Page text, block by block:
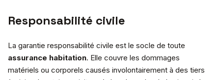
Responsabilité civile
La garantie responsabilité civile est le socle de toute
assurance habitation. Elle couvre les dommages
matériels ou corporels causés involontairement à des tiers